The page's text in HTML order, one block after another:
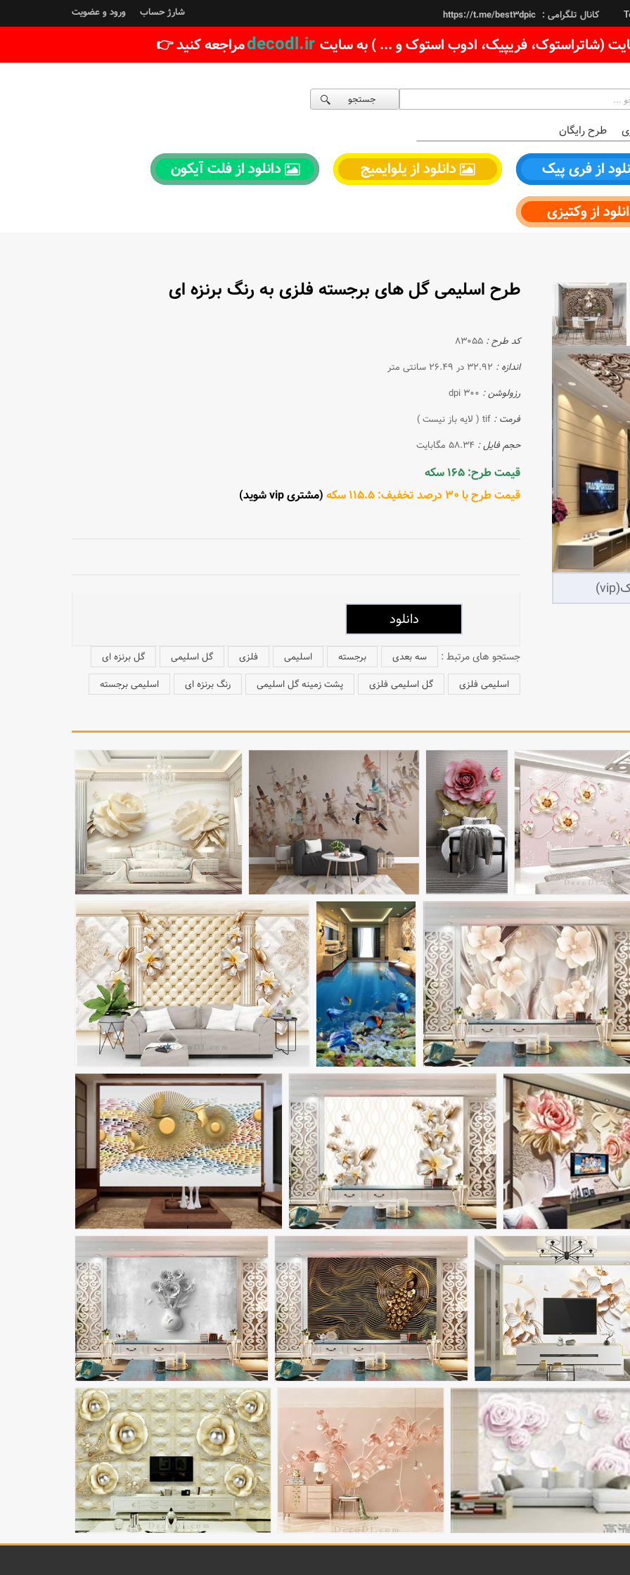
کانال تلگرامی : https://t.me/best3dpic شارژ حساب ورود و عضویت
(شاتراستوک، فریپیک، ادوب استوک و ... ) به سایت decodl.irمراجعه کنید 👉
جستجو
طرح رایگان
از فری پیک دانلود از یلوایمیج
دانلود از فلت آیکون
از وکتیزی
طرح اسلیمی گل های برجسته فلزی به رنگ برنزه ای
کد طرح : 83055
اندازه : 32.92 در 26.49 سانتی متر
رزولوشن : 300 dpi
فرمت : tif ( لایه باز نیست )
حجم فایل : 58.34 مگابایت
قیمت طرح: 165 سکه
قیمت طرح با 30 درصد تخفیف: 115.5 سکه
(مشتری vip شوید)
جستجو های مرتبط : سه بعدی برجسته اسلیمی فلزی گل اسلیمی
گل برنزه ای
اسلیمی فلزی
گل اسلیمی فلزی پشت زمینه گل اسلیمی رنگ برنزه ای اسلیمی برجسته